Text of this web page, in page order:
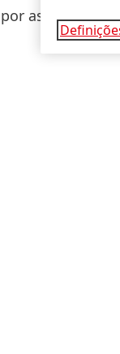
assinatura,